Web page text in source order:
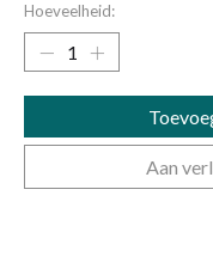
Hoeveelheid:
Aan